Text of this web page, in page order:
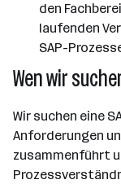
den
laufenden
SAP-
Wen wir
Wir suchen eine
Anforderungen
zusammenführt